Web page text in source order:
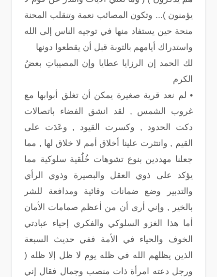
يؤمنون )... وتكون المصائب نعمة وتنقلب المحنة
منحة حين يستفاد منها في توجيه الناس إلى الله
واستدراك أيامهم بالتوبة قبل أن يقطعوا دونها
لك الحمد إن الرزايا عطايا وإن المصيباتِ بعضُ
الكرم
• لم نعد قرية صغيرة يمكن أن تغلق أبوابها مع
غروب الشمس , لقد انشق الفضاء باتصالات
دكت الحدود , وكسرت القيود , وعَدَت على
القيم , وانتثرت علينا أخلاق أمم لا خلاق لها , مما
جعلنا مهددين بنوع تشوهات خُلُقية سلوكية مما
يؤكد على ذوي العقل والبصيرة وذوي الرأي
والتدبير وضع ضمانات وقائية ومدافعة للشر
بالخير , وإني أرى أن من أعظم صمامات الأمان
أما هذا الغزو السلوكي والفكري إحياء عبادتي
الخوف والحياء في الأمة ففي حديث السبعة
الذين يظلهم الله في ظله يوم لا ظل إلا ظله (
ورجل دعته امرأة ذات منصب وجمال فقال إني